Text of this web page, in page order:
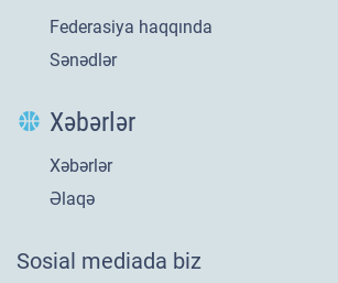
Yeni
​U-20 millimizin
Federasiya haqqında
Sənədlər
Xəbərlər
Xəbərlər
Əlaqə
Sosial mediada biz